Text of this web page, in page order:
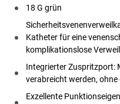
18 G grün
Katheter für eine
komplikationslose
Integrierter Zuspritzport:
verabreicht werden,
Exzellente